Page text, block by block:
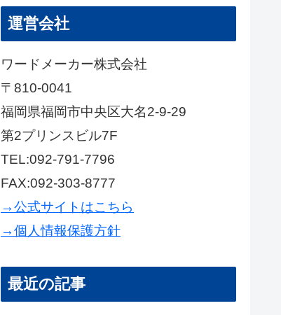
運営会社
ワードメーカー株式会社
〒810-0041
福岡県福岡市中央区大名2-9-29
第2プリンスビル7F
TEL:092-791-7796
FAX:092-303-8777
→公式サイトはこちら
→個人情報保護方針
最近の記事